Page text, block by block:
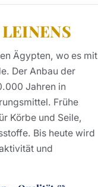
LEINENS
Ägypten, wo es mit
Der Anbau der
Jahren in
Frühe
Körbe und Seile,
Bis heute wird
und